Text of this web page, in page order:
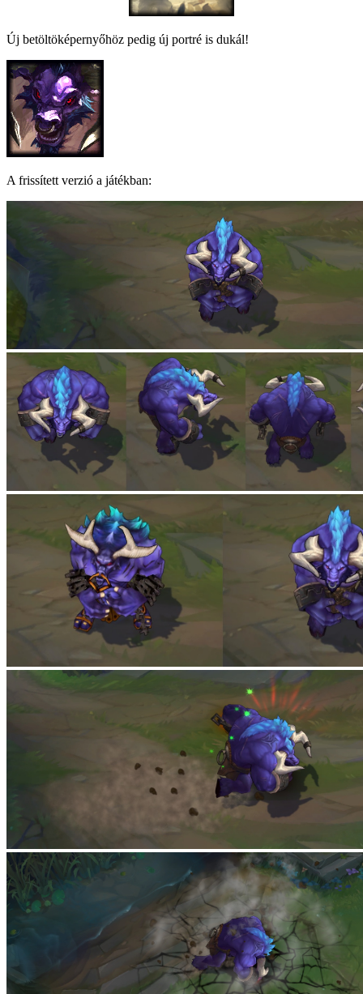
Új betöltöképernyőhöz pedig új portré is dukál!
A frissített verzió a játékban: